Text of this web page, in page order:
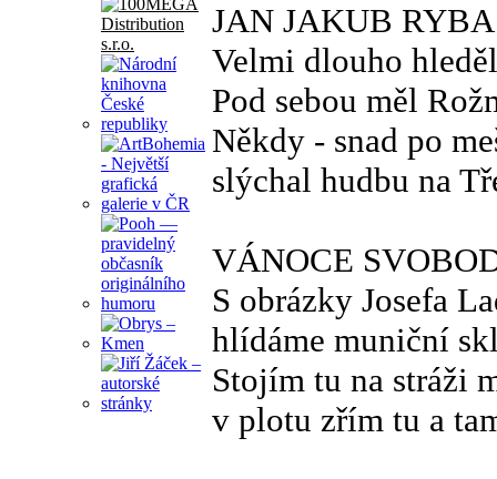
JAN JAKUB RYBA
Velmi dlouho
Pod sebou měl
Někdy - snad po
slýchal hudbu na
VÁNOCE
S obrázky Josefa
hlídáme muniční
Stojím tu na stráži
v plotu zřím tu a